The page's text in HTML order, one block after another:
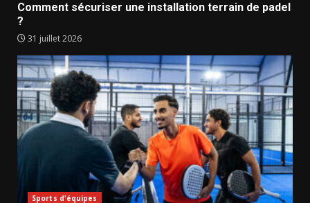
Comment sécuriser une installation terrain de padel
?
31 juillet 2026
Sports d'équipes